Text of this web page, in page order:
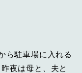
ら駐車場に入れる
夜は母と、夫と